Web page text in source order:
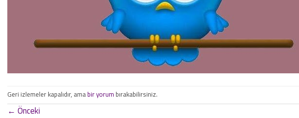
Geri izlemeler kapalıdır, amabir yorum bırakabilirsiniz.
← Önceki